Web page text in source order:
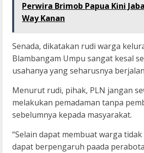
Perwira Brimob Papua Kini
Way Kanan
Senada, dikatakan rudi warga
Blambangam Umpu sangat kesal
usahanya yang seharusnya
Menurut rudi, pihak, PLN jangan
melakukan pemadaman tanpa
sebelumnya kepada masyarakat.
“Selain dapat membuat warga
dapat berpengaruh paada